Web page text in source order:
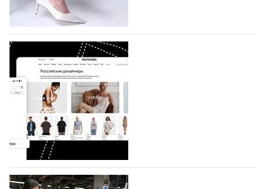
половину из них (494) прислали дизайнеры,
коллекции которых не были представлены в…
07.08.2026 96
BALLINA представит свои новинки на Euro
Shoes
Компания BALLINA Guangzhou Lihuang Footwear
Co., Ltd., основанная в 2011 году и расположенная в
Гуанчжоу, столице моды Китая, является
профессиональной обувной компанией,
объединяющей разработку, производство и…
07.08.2026 112
На платформе Lamoda - новый раздел и